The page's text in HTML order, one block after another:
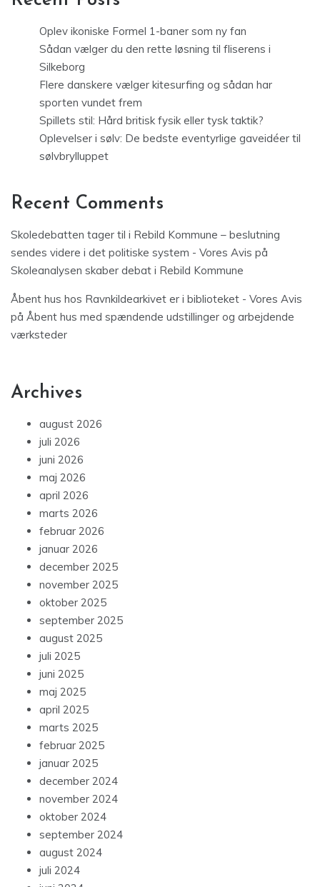
Oplev ikoniske Formel 1-baner som ny fan
Sådan vælger du den rette løsning til fliserens i
Silkeborg
Flere danskere vælger kitesurfing og sådan har
sporten vundet frem
Spillets stil: Hård britisk fysik eller tysk taktik?
Oplevelser i sølv: De bedste eventyrlige gaveidéer til
sølvbrylluppet
Recent Comments
Skoledebatten tager til i Rebild Kommune – beslutning
sendes videre i det politiske system - Vores Avis på
Skoleanalysen skaber debat i Rebild Kommune
Åbent hus hos Ravnkildearkivet er i biblioteket - Vores Avis
på Åbent hus med spændende udstillinger og arbejdende
værksteder
Archives
august 2026
juli 2026
juni 2026
maj 2026
april 2026
marts 2026
februar 2026
januar 2026
december 2025
november 2025
oktober 2025
september 2025
august 2025
juli 2025
juni 2025
maj 2025
april 2025
marts 2025
februar 2025
januar 2025
december 2024
november 2024
oktober 2024
september 2024
august 2024
juli 2024